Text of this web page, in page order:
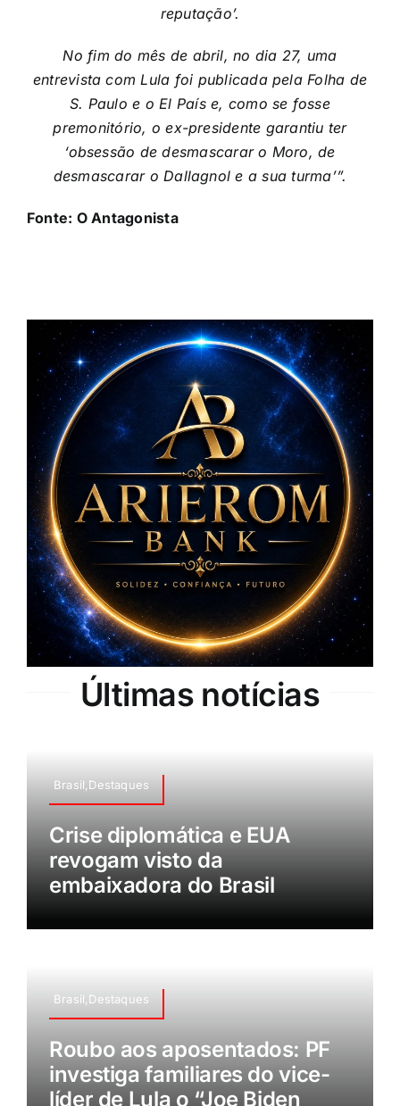
reputação’.
No fim do mês de abril, no dia 27, uma
entrevista com Lula foi publicada pela Folha de
S. Paulo e o El País e, como se fosse
premonitório, o ex-presidente garantiu ter
‘obsessão de desmascarar o Moro, de
desmascarar o Dallagnol e a sua turma’”.
Fonte: O Antagonista
Últimas notícias
Brasil,Destaques
Crise diplomática e EUA
revogam visto da
embaixadora do Brasil
Brasil,Destaques
Roubo aos aposentados: PF
investiga familiares do vice-
líder de Lula o “Joe Biden